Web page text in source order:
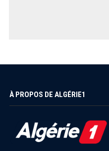
À PROPOS DE ALGÉRIE1